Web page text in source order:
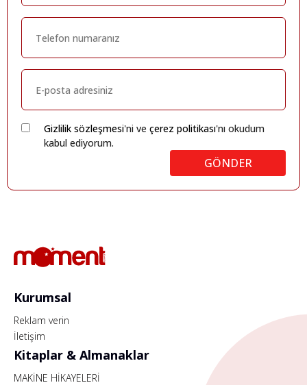
Gizlilik sözleşmesi'ni ve çerez politikası'nı okudum
kabul ediyorum.
GÖNDER
Kurumsal
Reklam verin
İletişim
Kitaplar & Almanaklar
MAKİNE HİKAYELERİ